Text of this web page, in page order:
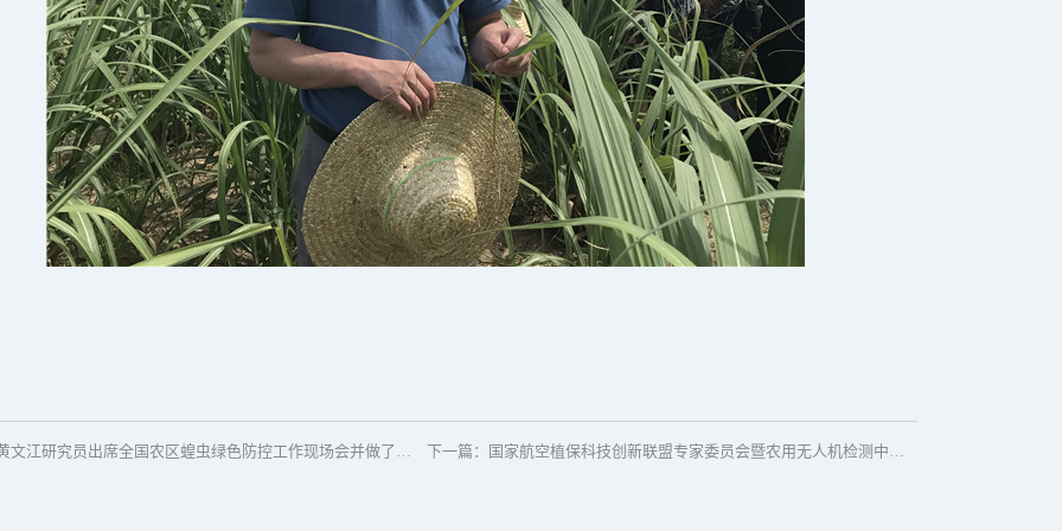
文江研究员出席全国农区蝗虫绿色防控工作现场会并做了相关报告 下一篇： 国家航空植保科技创新联盟专家委员会暨农用无人机检测中心平台成立会议